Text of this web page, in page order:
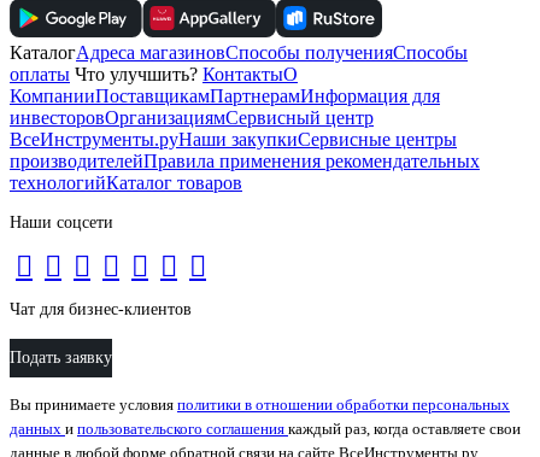
КаталогАдреса магазиновСпособы полученияСпособы
оплаты Что улучшить? КонтактыО
КомпанииПоставщикамПартнерамИнформация для
инвесторовОрганизациямСервисный центр
ВсеИнструменты.руНаши закупкиСервисные центры
производителейПравила применения рекомендательных
технологийКаталог товаров
Наши соцсети
Чат для бизнес-клиентов
Подать заявку
Вы принимаете условия политики в отношении обработки персональных
данных и пользовательского соглашения каждый раз, когда оставляете свои
данные в любой форме обратной связи на сайте ВсеИнструменты.ру